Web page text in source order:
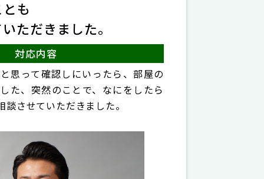
も
ただきました。
対応内容
思って確認しにいったら、部屋の
た、突然のことで、なにをしたら
させていただきました。